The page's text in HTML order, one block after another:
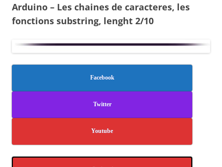
Arduino – Les chaines de caracteres, les
fonctions substring, lenght 2/10
Facebook
Twitter
Youtube